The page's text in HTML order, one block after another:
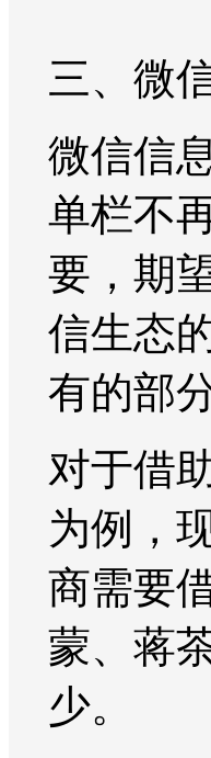
三、微
微信信
单栏不
要，期
信生态
有的部
对于借
为例，
商需要
蒙、蒋
少。